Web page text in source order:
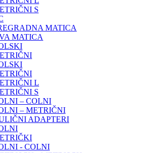
S
MATICA
MATICA
L
S
– COLNI
– METRIČNI
ADAPTERI
- COLNI